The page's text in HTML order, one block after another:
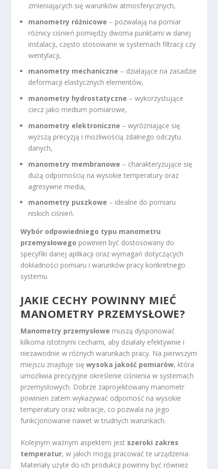
zmieniających się warunków atmosferycznych,
manometry różnicowe – pozwalają na pomiar
różnicy ciśnień pomiędzy dwoma punktami w danej
instalacji, często stosowane w systemach filtracji czy
wentylacji,
manometry mechaniczne – działające na zasadzie
deformacji elastycznych elementów,
manometry hydrostatyczne – wykorzystujące
ciecz jako medium pomiarowe,
manometry elektroniczne – wyróżniające się
wyższą precyzją i możliwością zdalnego odczytu
danych,
manometry membranowe – charakteryzujące się
dużą odpornością na wysokie temperatury oraz
agresywne media,
manometry puszkowe – idealne do pomiaru
niskich ciśnień.
Wybór odpowiedniego typu manometru
przemysłowego powinien być dostosowany do
specyfiki danej aplikacji oraz wymagań dotyczących
dokładności pomiaru i warunków pracy konkretnego
systemu.
JAKIE CECHY POWINNY MIEĆ
MANOMETRY PRZEMYSŁOWE?
Manometry przemysłowe muszą dysponować
kilkoma istotnymi cechami, aby działały efektywnie i
niezawodnie w różnych warunkach pracy. Na pierwszym
miejscu znajduje sięwysoka jakość pomiarów, która
umożliwia precyzyjne określenie ciśnienia w systemach
przemysłowych. Dobrze zaprojektowany manometr
powinien zatem wykazywać odporność na wysokie
temperatury oraz wibracje, co pozwala na jego
funkcjonowanie nawet w trudnych warunkach.
Kolejnym ważnym aspektem jest szeroki zakres
temperatur, w jakich mogą pracować te urządzenia.
Materiały użyte do ich produkcji powinny być również